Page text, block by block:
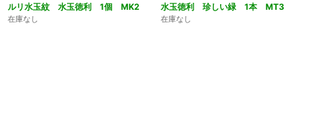
ルリ水玉紋 水玉徳利 1個 MK2
在庫なし
水玉徳利 珍しい緑 1本 MT3
在庫なし